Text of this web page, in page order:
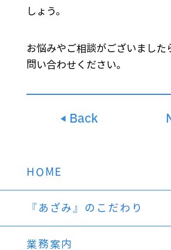
しょう。
お悩みやご相談がございました
問い合わせください。
Back
HOME
『あざみ』のこだわり
業務案内